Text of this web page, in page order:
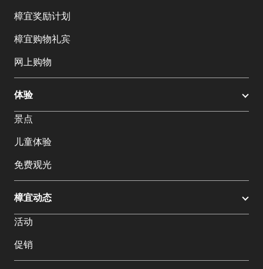
樟宜奖励计划
樟宜购物礼宾
网上购物
体验
景点
儿童体验
免费观光
樟宜动态
活动
促销